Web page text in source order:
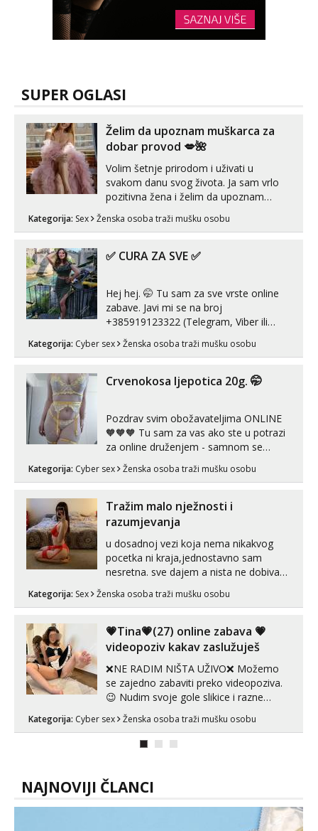
SUPER OGLASI
Želim da upoznam muškarca za
dobar provod 💋🌺
Volim šetnje prirodom i uživati u
svakom danu svog života. Ja sam vrlo
pozitivna žena i želim da upoznam
može i nešto više.💋🌺 Klikni na link
Kategorija: Sex Ženska osoba traži mušku osobu
✅ CURA ZA SVE ✅
Hej hej. 🤭 Tu sam za sve vrste online
zabave. Javi mi se na broj
+385919123322 (Telegram, Viber ili
Whatsapp). 🤙 NE javljaj se na uzivo.
Hvala.
Kategorija: Cyber sex Ženska osoba traži mušku osobu
Crvenokosa ljepotica 20g. 🤭
Pozdrav svim obožavateljima ONLINE
🧡🧡🧡 Tu sam za vas ako ste u potrazi
za online druženjem - samnom se
možete zabaviti preko videopoziva, ili
ako vam nisam dovoljna radim i u paru i
😉 Radim i vruća tipkanja uz slike i hot
line pozive. Za vas sam pripremila ...
Kategorija: Cyber sex Ženska osoba traži mušku osobu
Tražim malo nježnosti i
razumjevanja
u dosadnoj vezi koja nema nikakvog
pocetka ni kraja,jednostavno sam
nesretna. sve dajem a nista ne dobivam
zadovoljiti moje potrebe,ne trazim puno
volim njezan seks i njezne poljupce po
tijelu koji me jako pale,obozavam kad
muskar...
Kategorija: Sex Ženska osoba traži mušku osobu
💗Tina💗(27) online zabava 💗
videopoziv kakav zaslužuješ
❌NE RADIM NIŠTA UŽIVO❌ Možemo
se zajedno zabaviti preko videopoziva.
😉 Nudim svoje gole slikice i razne
videouradke. 🤩 Za online zabavu pošalji
poruku na Whatsapp, Telegram ili Viber.
Kategorija: Cyber sex Ženska osoba traži mušku osobu
NAJNOVIJI ČLANCI